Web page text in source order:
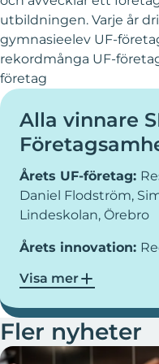
utbildningen. Varje år
gymnasieelev UF-
rekordmånga UF-
företag
Alla vinnare
Årets UF-företag:
Daniel Flodström,
Lindeskolan, Örebro
Årets innovation:
Gnosjöandans
Årets socialt
(Noah Helgstrand,
Whitaker, Filip
Visa mer
Fler nyheter